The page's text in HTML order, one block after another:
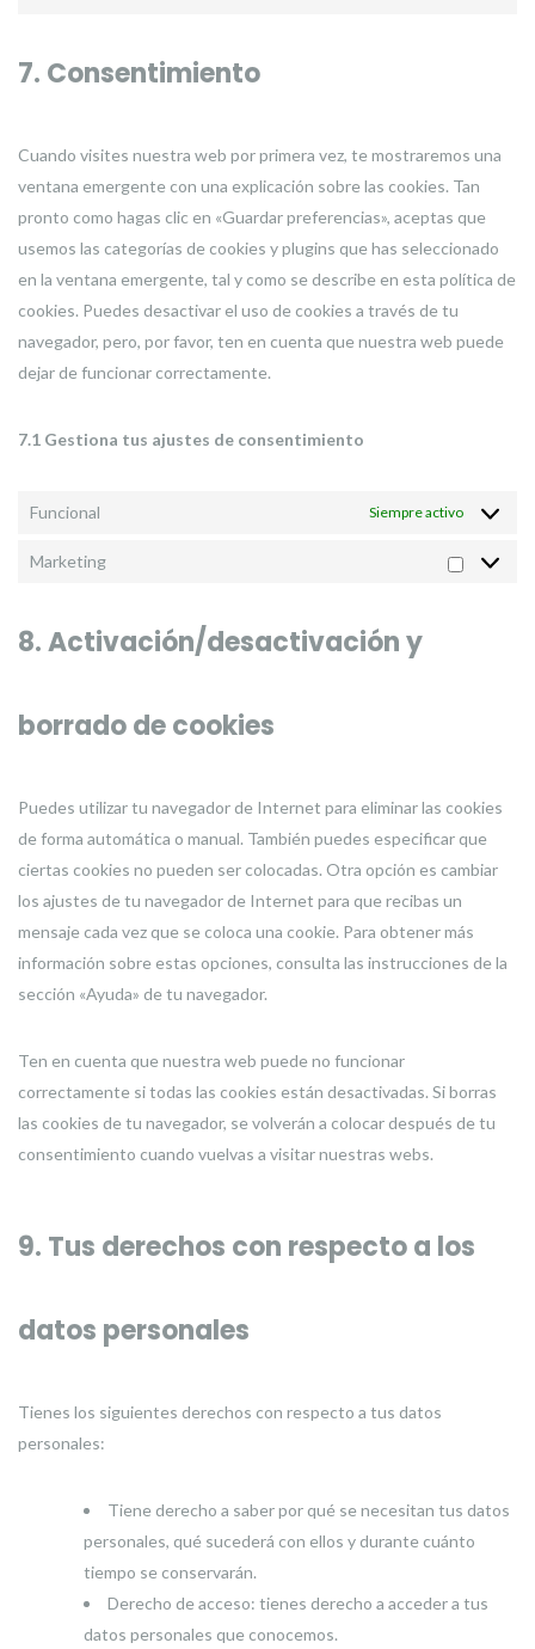
7. Consentimiento
Cuando visites nuestra web por primera vez, te mostraremos una
ventana emergente con una explicación sobre las cookies. Tan
pronto como hagas clic en «Guardar preferencias», aceptas que
usemos las categorías de cookies y plugins que has seleccionado
en la ventana emergente, tal y como se describe en esta política de
cookies. Puedes desactivar el uso de cookies a través de tu
navegador, pero, por favor, ten en cuenta que nuestra web puede
dejar de funcionar correctamente.
7.1 Gestiona tus ajustes de consentimiento
Funcional Siempre activo
Marketing
8. Activación/desactivación y
borrado de cookies
Puedes utilizar tu navegador de Internet para eliminar las cookies
de forma automática o manual. También puedes especificar que
ciertas cookies no pueden ser colocadas. Otra opción es cambiar
los ajustes de tu navegador de Internet para que recibas un
mensaje cada vez que se coloca una cookie. Para obtener más
información sobre estas opciones, consulta las instrucciones de la
sección «Ayuda» de tu navegador.
Ten en cuenta que nuestra web puede no funcionar
correctamente si todas las cookies están desactivadas. Si borras
las cookies de tu navegador, se volverán a colocar después de tu
consentimiento cuando vuelvas a visitar nuestras webs.
9. Tus derechos con respecto a los
datos personales
Tienes los siguientes derechos con respecto a tus datos
personales:
Tiene derecho a saber por qué se necesitan tus datos
personales, qué sucederá con ellos y durante cuánto
tiempo se conservarán.
Derecho de acceso: tienes derecho a acceder a tus
datos personales que conocemos.